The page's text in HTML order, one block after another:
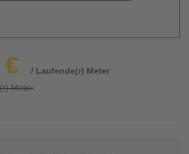
€
/ Laufende(r) Meter
Meter